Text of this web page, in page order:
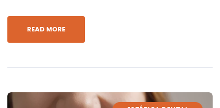
READ MORE